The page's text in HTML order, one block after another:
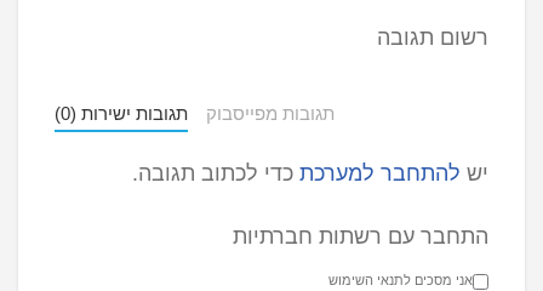
רשום תגובה
תגובות ישירות (0) תגובות מפייסבוק
יש להתחבר למערכת כדי לכתוב תגובה.
התחבר עם רשתות חברתיות
אני מסכים לתנאי השימוש